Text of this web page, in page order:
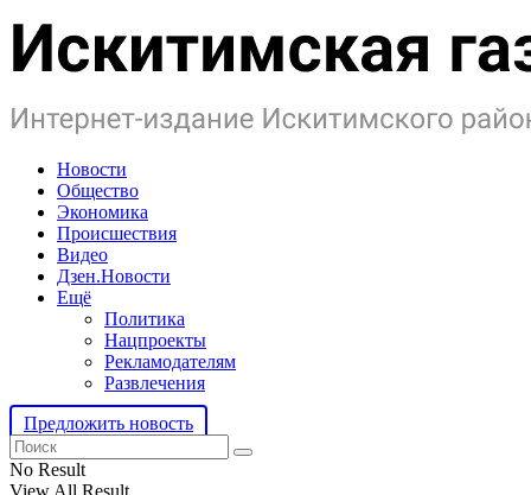
Новости
Общество
Экономика
Происшествия
Видео
Дзен.Новости
Ещё
Политика
Нацпроекты
Рекламодателям
Развлечения
Предложить новость
No Result
View All Result